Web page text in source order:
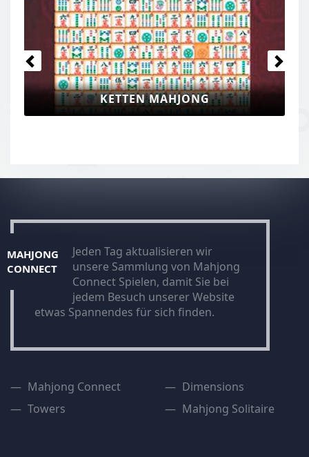
KETTEN MAHJONG
MAHJONG
CONNECT
Jeden Tag aktualisieren wir
unsere Sammlung von Mahjong
Connect Spielen, damit Sie bei
jedem Besuch unserer Website
etwas Spannendes für sich finden.
Mahjong Connect
Towers
Dimensions
Mahjong Solitaire